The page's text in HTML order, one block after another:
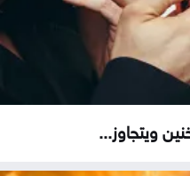
ويتجاوز...